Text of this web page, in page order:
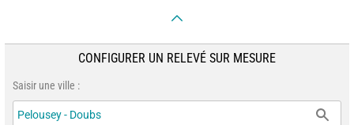
CONFIGURER UN RELEVÉ SUR MESURE
Saisir une ville :